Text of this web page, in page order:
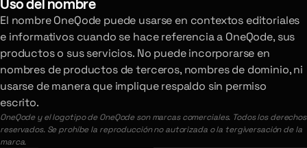
Uso del nombre
El nombre OneQode puede usarse en contextos editoriales
e informativos cuando se hace referencia a OneQode, sus
productos o sus servicios. No puede incorporarse en
nombres de productos de terceros, nombres de dominio, ni
usarse de manera que implique respaldo sin permiso
escrito.
OneQode y el logotipo de OneQode son marcas comerciales. Todos los derechos
reservados. Se prohíbe la reproducción no autorizada o la tergiversación de la
marca.